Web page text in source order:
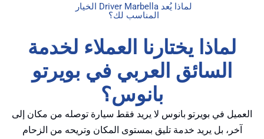
لماذا يُعد Driver Marbella الخيار
المناسب لك؟
لماذا يختارنا العملاء لخدمة
السائق العربي في بويرتو
بانوس؟
في بويرتو بانوس لا يريد فقط سيارة توصله من مكان إلى
بل يريد خدمة تليق بمستوى المكان وتريحه من الزحام